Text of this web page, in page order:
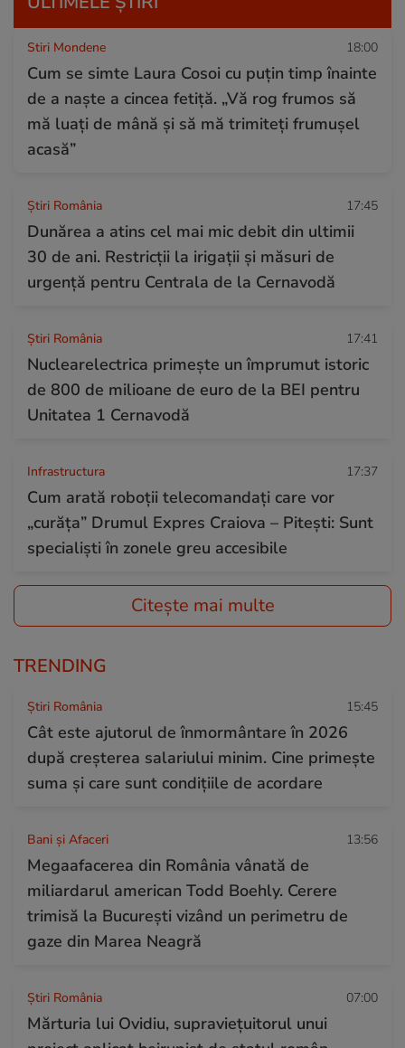
Stiri Mondene 18:00
Cum se simte Laura Cosoi cu puțin timp înainte
de a naște a cincea fetiță. „Vă rog frumos să
mă luați de mână și să mă trimiteți frumușel
acasă”
Știri România 17:45
Dunărea a atins cel mai mic debit din ultimii
30 de ani. Restricții la irigații și măsuri de
urgență pentru Centrala de la Cernavodă
Știri România 17:41
Nuclearelectrica primește un împrumut istoric
de 800 de milioane de euro de la BEI pentru
Unitatea 1 Cernavodă
Infrastructura 17:37
Cum arată roboții telecomandați care vor
„curăța” Drumul Expres Craiova – Pitești: Sunt
specialiști în zonele greu accesibile
Citește mai multe
TRENDING
Știri România 15:45
Cât este ajutorul de înmormântare în 2026
după creșterea salariului minim. Cine primește
suma și care sunt condițiile de acordare
Bani și Afaceri 13:56
Megaafacerea din România vânată de
miliardarul american Todd Boehly. Cerere
trimisă la București vizând un perimetru de
gaze din Marea Neagră
Știri România 07:00
Mărturia lui Ovidiu, supraviețuitorul unui